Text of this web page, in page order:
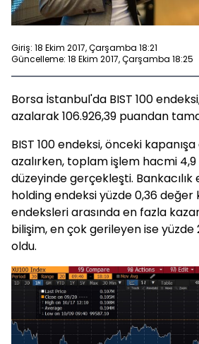
Giriş: 18 Ekim 2017, Çarşamba 18:21
Güncelleme: 18 Ekim 2017, Çarşamba 18:25
Borsa İstanbul'da BIST 100
azalarak 106.926,39 puandan
BIST 100 endeksi, önceki
azalırken, toplam işlem hacmi
düzeyinde gerçekleşti. Bankacılık
holding endeksi yüzde 0,36
endeksleri arasında en fazla
bilişim, en çok gerileyen ise
oldu.